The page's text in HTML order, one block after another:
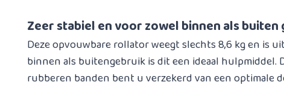
Zeer stabiel en voor zowel binnen als buiten
Deze opvouwbare rollator weegt slechts 8,6 kg en is
binnen als buitengebruik is dit een ideaal hulpmiddel.
rubberen banden bent u verzekerd van een optimale